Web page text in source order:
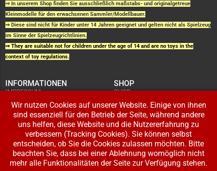
⇒ In unserem Shop finden Sie ausschließlich maßstabs- und originalgetreue
Kleinmodelle für den erwachsenen Sammler/Modellbauer.
⇒ Diese sind nicht für Kinder unter 14 Jahren geeignet und gelten nicht als Spielzeug
im Sinne der Spielzeugrichtlinien.
⇒ They are suitable not for children under the age of 14 and are no toys in the
context of toy regulations.
INFORMATIONEN
IMPRESSUM
KUNDENINFORMATIONEN
WIDERRUFSRECHT
DATENSCHUTZERKLÄRUNG
ZAHLUNG UND VERSAND
SHOP
SHOP
BESTELLUNGEN
ADRESSE BEARBEITEN
IHR KONTO
LOGIN
REGISTRIEREN
Wir nutzen Cookies auf unserer Website. Einige von ihnen
sind essenziell für den Betrieb der Seite, während andere
uns helfen, diese Website und die Nutzererfahrung zu
verbessern (Tracking Cookies). Sie können selbst
entscheiden, ob Sie die Cookies zulassen möchten. Bitte
beachten Sie, dass bei einer Ablehnung womöglich nicht
mehr alle Funktionalitäten der Seite zur Verfügung stehen.